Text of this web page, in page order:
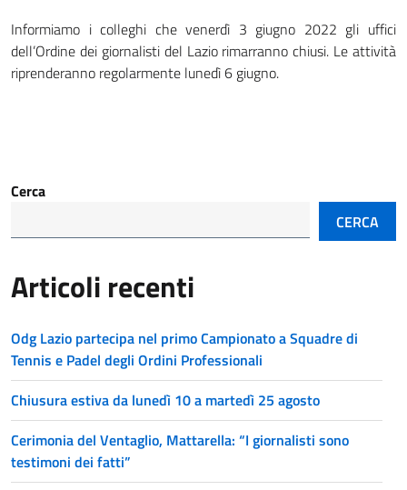
Informiamo i colleghi che venerdì 3 giugno 2022 gli uffici
dell’Ordine dei giornalisti del Lazio rimarranno chiusi. Le attività
riprenderanno regolarmente lunedì 6 giugno.
Cerca
CERCA
Articoli recenti
Odg Lazio partecipa nel primo Campionato a Squadre di
Tennis e Padel degli Ordini Professionali
Chiusura estiva da lunedì 10 a martedì 25 agosto
Cerimonia del Ventaglio, Mattarella: “I giornalisti sono
testimoni dei fatti”